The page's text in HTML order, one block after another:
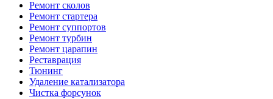
Ремонт сколов
Ремонт стартера
Ремонт суппортов
Ремонт турбин
Ремонт царапин
Реставрация
Тюнинг
Удаление катализатора
Чистка форсунок